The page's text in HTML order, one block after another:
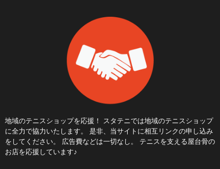
地域のテニスショップを応援！ スタテニでは地域のテニスショップ
に全力で協力いたします。 是非、当サイトに相互リンクの申し込み
をしてください。 広告費などは一切なし。 テニスを支える屋台骨の
お店を応援しています♪